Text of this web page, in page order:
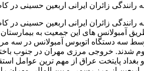
زائران ایرانی اربعین حسینی
زائران ایرانی اربعین حسینی
آمبولانس های این جمعیت به
توسط سه دستگاه اتوبوس آمبولانس در
پایتخت عراق از مهم ترین عوامل